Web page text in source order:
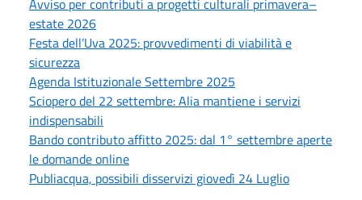
Avviso per contributi a progetti culturali primavera–
estate 2026
Festa dell’Uva 2025: provvedimenti di viabilità e
sicurezza
Agenda Istituzionale Settembre 2025
Sciopero del 22 settembre: Alia mantiene i servizi
indispensabili
Bando contributo affitto 2025: dal 1° settembre aperte
le domande online
Publiacqua, possibili disservizi giovedì 24 Luglio